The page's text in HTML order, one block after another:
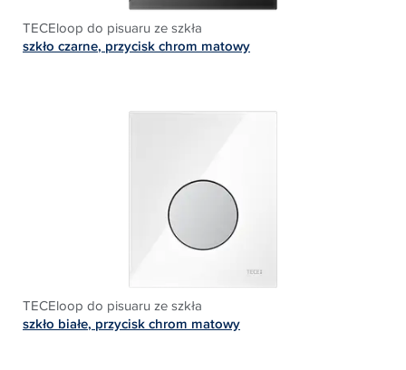
TECEloop do pisuaru ze szkła
szkło czarne, przycisk chrom matowy
TECEloop do pisuaru ze szkła
szkło białe, przycisk chrom matowy